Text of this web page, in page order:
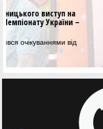
Святослав Товкач: Ми
GGBET 3х3 Чемпіонату
зупинятися
Бігмен команди "Юність"
перед етапом GGBET